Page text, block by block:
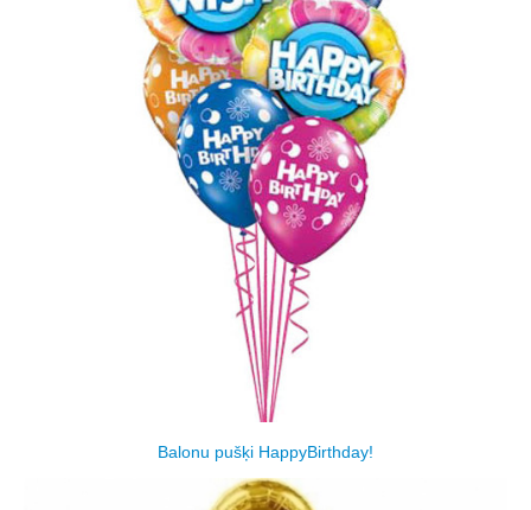
Balonu pušķi HappyBirthday!